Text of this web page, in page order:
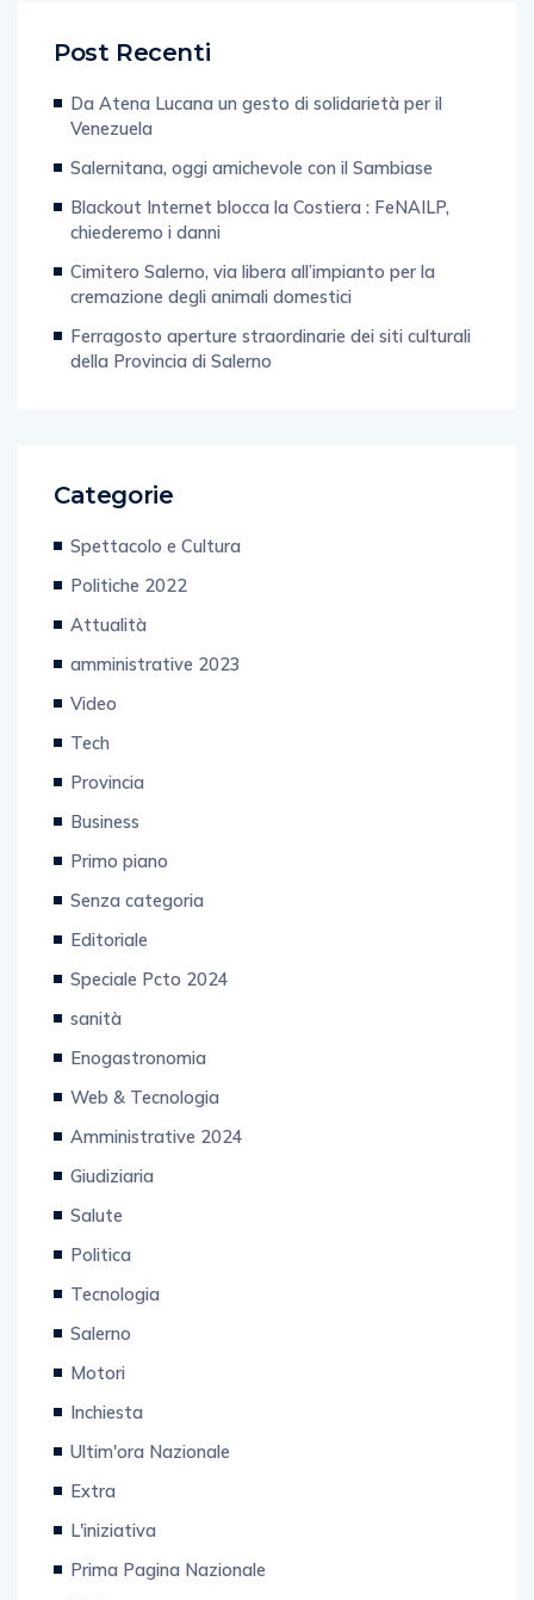
Venezuela
Salernitana, oggi amichevole con il Sambiase
Blackout Internet blocca la Costiera : FeNAILP,
chiederemo i danni
Cimitero Salerno, via libera all’impianto per la
cremazione degli animali domestici
Ferragosto aperture straordinarie dei siti culturali
della Provincia di Salerno
Politiche 2022
Attualità
amministrative 2023
Video
Tech
Provincia
Business
Primo piano
Senza categoria
Editoriale
Speciale Pcto 2024
sanità
Enogastronomia
Web & Tecnologia
Amministrative 2024
Giudiziaria
Salute
Politica
Tecnologia
Salerno
Motori
Inchiesta
Ultim'ora Nazionale
Extra
L'iniziativa
Prima Pagina Nazionale
Ultimora